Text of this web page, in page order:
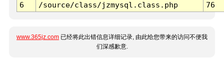
6
/source/class/jzmysql.class.php 76
www.365jz.com 已经将此出错信息详细记录, 由此给您带来的访问不便我
们深感歉意.